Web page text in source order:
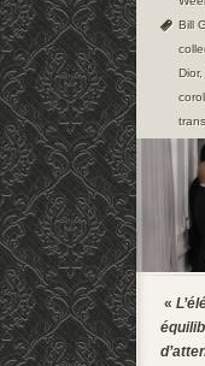
Bill
Dior,
«